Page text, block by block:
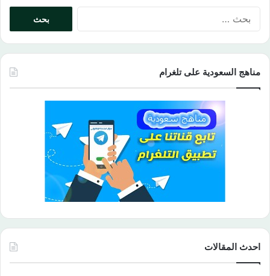
مناهج السعودية على تلغرام
احدث المقالات